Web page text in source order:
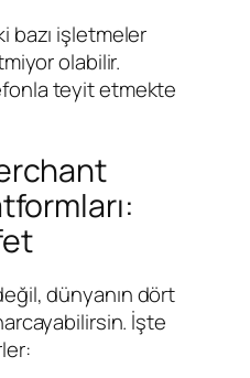
bazı işletmeler
olabilir.
teyit etmekte
dünyanın dört
İşte